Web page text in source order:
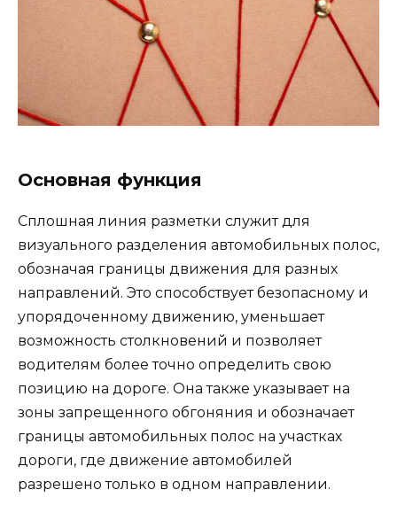
Основная функция
Сплошная линия разметки служит для
визуального разделения автомобильных полос,
обозначая границы движения для разных
направлений. Это способствует безопасному и
упорядоченному движению, уменьшает
возможность столкновений и позволяет
водителям более точно определить свою
позицию на дороге. Она также указывает на
зоны запрещенного обгоняния и обозначает
границы автомобильных полос на участках
дороги, где движение автомобилей
разрешено только в одном направлении.